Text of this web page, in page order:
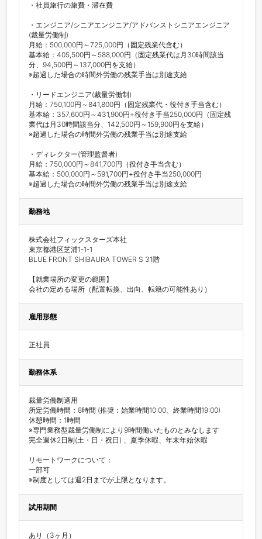
・社員旅行の旅費・滞在費
・エンジニア/シニアエンジニア/アドバンストシニアエンジニア
(裁量労働制)
月給：500,000円～725,000円（固定残業代含む）
基本給：405,500円～588,000円（固定残業代は月30時間該当
分、94,500円～137,000円を支給）
※超過した場合の時間外労働の残業手当は別途支給
・リードエンジニア(裁量労働制)
月給：750,100円～841,800円（固定残業代・役付き手当含む）
基本給：357,600円～431,900円+役付き手当250,000円（固定残
業代は月30時間該当分、142,500円～159,900円を支給）
※超過した場合の時間外労働の残業手当は別途支給
・ディレクター(管理監督者)
月給：750,000円～841,700円（役付き手当含む）
基本給：500,000円～591,700円+役付き手当250,000円
※超過した場合の時間外労働の残業手当は別途支給
勤務地
株式会社フィックスターズ本社
東京都港区芝浦1-1-1
BLUE FRONT SHIBAURA TOWER S 31階
【就業場所の変更の範囲】
会社の定める場所（配置転換、出向、転籍の可能性あり）
雇用形態
正社員
勤務体系
裁量労働制適用
所定労働時間：8時間 (推奨：始業時間10:00、終業時間19:00)
休憩時間：1時間
※専門業務型裁量労働制により9時間働いたものとみなします
完全週休2日制(土・日・祝日) 、夏季休暇、年末年始休暇
リモートワークについて：
一部可
※制度としては週2日までが上限となります。
試用期間
あり（3ヶ月）